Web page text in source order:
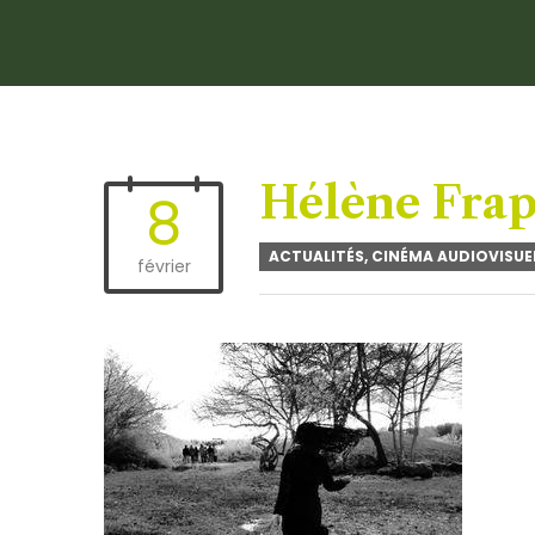
8
février
Hélène
ACTUALITÉS, CINÉMA